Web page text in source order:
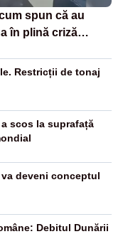
spun că au
în plină criză
Restricții de tonaj
scos la suprafață
deveni conceptul
Debitul Dunării